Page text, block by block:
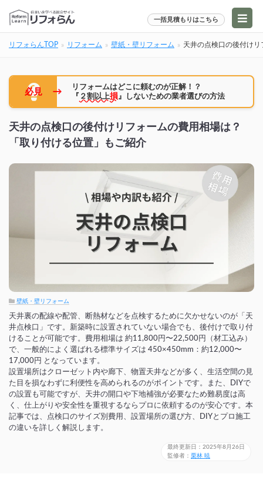
一括見積もりはこちら
リフォらんTOP リフォーム 壁紙・壁リフォーム 天井の点検口の後付け
必見 →
リフォームはどこに頼むのが正解！？
『 ２割以上損』しないための業者選びの方法
天井の点検口の後付けリフォームの費用相場は？
「取り付ける位置」もご紹介
壁紙・壁リフォーム
天井裏の配線や配管、断熱材などを点検するために欠かせないのが「天
井点検口」です。新築時に設置されていない場合でも、後付けで取り付
けることが可能です。費用相場は 約11,800円〜22,500円（材工込み）
で、一般的によく選ばれる標準サイズは 450×450mm：約12,000〜
17,000円 となっています。
設置場所はクローゼット内や廊下、物置天井などが多く、生活空間の見
た目を損なわずに利便性を高められるのがポイントです。また、DIYで
の設置も可能ですが、天井の開口や下地補強が必要なため難易度は高
く、仕上がりや安全性を重視するならプロに依頼するのが安心です。本
記事では、点検口のサイズ別費用、設置場所の選び方、DIYとプロ施工
の違いを詳しく解説します。
最終更新日：2025年8月26日
監修者： 栗林 暁